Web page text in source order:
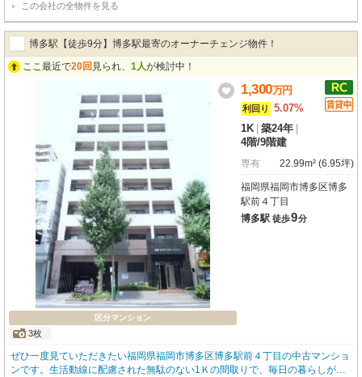
この会社の全物件を見る
博多駅【徒歩9分】博多駅最寄のオーナーチェンジ物件！
ここ最近で20回 見られ、 1人が検討中！
区分マンション
3枚
1,300万円
利回り
5.07%
1K 築24年
4階/9階建
専有 22.99m² (6.95坪)
福岡県福岡市博多区博多
駅前４丁目
博多駅 徒歩9分
ぜひ一度見ていただきたい福岡県福岡市博多区博多駅前４丁目の中古マンショ
ンです。生活動線に配慮された無駄のない1Ｋの間取りで、毎日の暮らしが快